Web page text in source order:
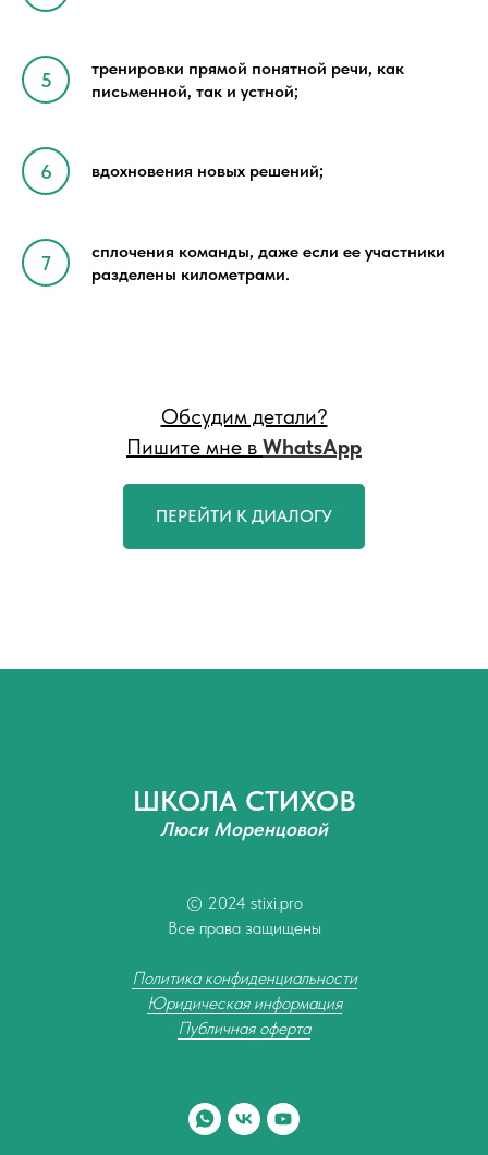
тренировки прямой понятной речи, как
письменной, так и устной;
вдохновения новых решений;
сплочения команды, даже если ее участники
разделены километрами.
Обсудим детали?
Пишите мне в WhatsApp
ПЕРЕЙТИ К ДИАЛОГУ
ШКОЛА СТИХОВ
Люси Моренцовой
© 2024 stixi.pro
Все права защищены
Политика конфиденциальности
Юридическая информация
Публичная оферта